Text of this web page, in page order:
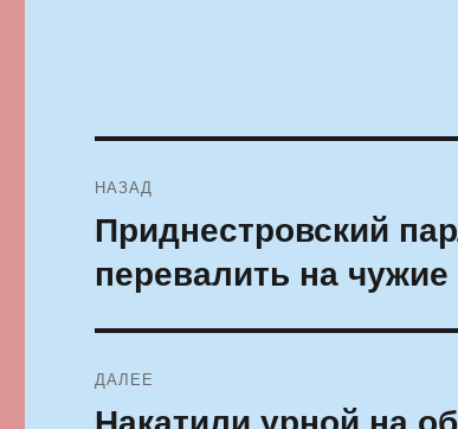
по
записям
НАЗАД
Предыдущая
запись:
Приднестровский
перевалить на
ДАЛЕЕ
Следующая